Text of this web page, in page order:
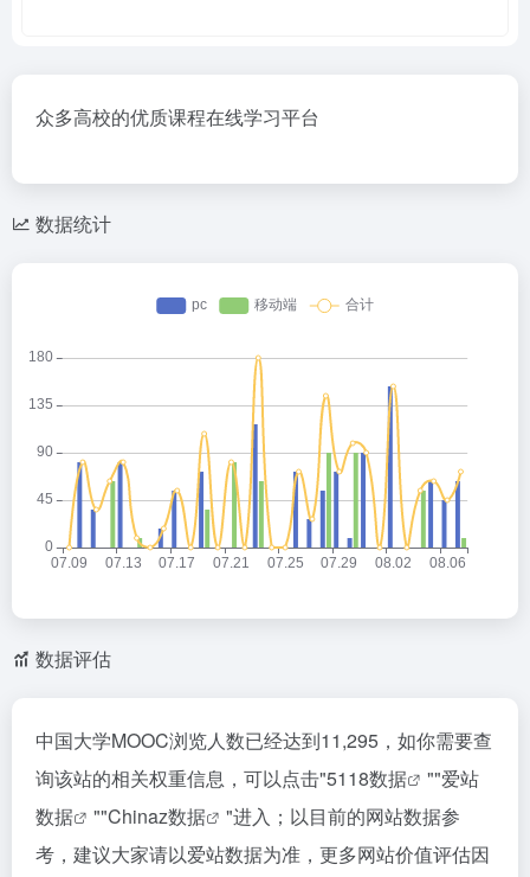
众多高校的优质课程在线学习平台
数据统计
数据评估
中国大学MOOC浏览人数已经达到11,295，如你需要查
询该站的相关权重信息，可以点击"5118数据 ""爱站
数据
""Chinaz数据
"进入；以目前的网站数据参
考，建议大家请以爱站数据为准，更多网站价值评估因